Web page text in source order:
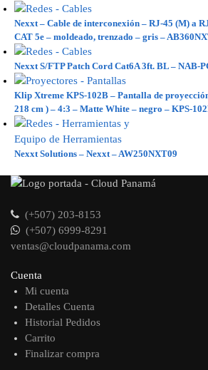
Nexxt – Cable de interconexión – RJ-45 (M) a
CAT 5e – moldeado, trenzado – gris –
Nexxt S/FTP Patch Cord Cat6A 3ft. BL – NAB-
Klip Xtreme KPS-102B – Pantalla de
218 cm ) – 4:3 – Matte White – negro – KPS-
Nexxt Solutions – Nexxt – AW250NXT09
(+507) 203-8153
(+507) 6999-8291
ventas@cloudpanama.com
Cuenta
Mi cuenta
Detalles Cuenta
Historial Pedidos
Carrito
Finalizar compra